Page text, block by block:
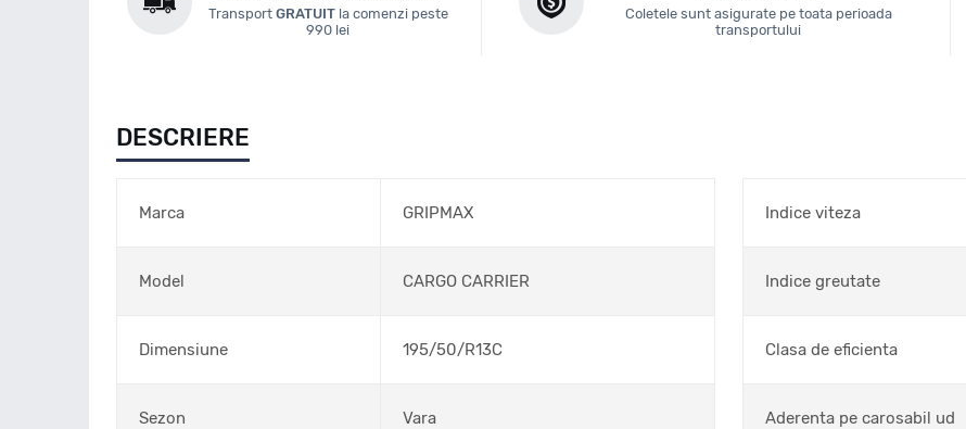
Transport GRATUITla comenzi peste
990 lei
Coletele sunt asigurate pe toata perioada
transportului
DESCRIERE
Marca GRIPMAX
Model CARGO CARRIER
Dimensiune 195/50/R13C
Sezon Vara
Indice viteza
Indice greutate
Clasa de eficienta
Aderenta pe carosabil ud